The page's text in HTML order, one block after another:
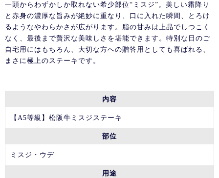
一頭からわずかしか取れない希少部位“ミスジ”。美しい霜降り
と赤身の濃厚な旨みが絶妙に重なり、口に入れた瞬間、とろけ
るようなやわらかさが広がります。脂の甘みは上品でしつこく
なく、最後まで贅沢な美味しさを堪能できます。特別な日のご
自宅用にはもちろん、大切な方への贈答用としても喜ばれる、
まさに極上のステーキです。
内容
【A5等級】松阪牛ミスジステーキ
部位
ミスジ・ウデ
用途